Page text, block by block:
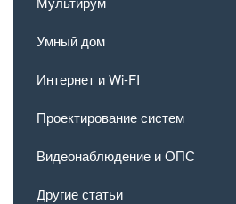
Умный дом
Интернет и Wi-FI
Проектирование систем
Видеонаблюдение и ОПС
Другие статьи